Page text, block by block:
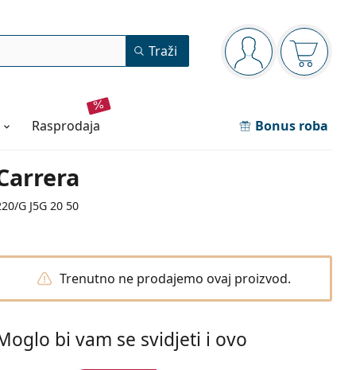
Navigacijska ploča
ste prijavljeni
Traži
rasprodaja Bonus roba
G J5G 20 50
Trenutno ne prodajemo ovaj proizvod.
bi vam se svidjeti i ovo